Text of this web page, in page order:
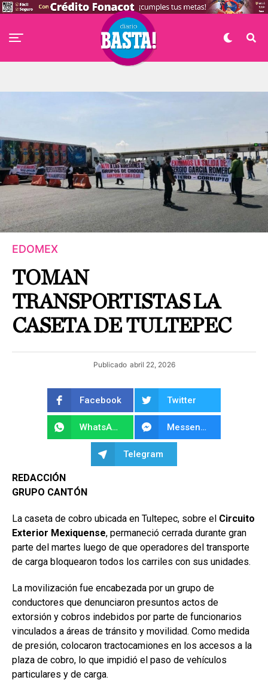
EDOMEX
TOMAN
TRANSPORTISTAS LA
CASETA DE TULTEPEC
Publicado abril 22, 2026
Facebook Twitter
WhatsApp Messenger
Telegram
REDACCIÓN
GRUPO CANTÓN
La caseta de cobro ubicada en Tultepec, sobre el Circuito
Exterior Mexiquense, permaneció cerrada durante gran
parte del martes luego de que operadores del transporte
de carga bloquearon todos los carriles con sus unidades.
La movilización fue encabezada por un grupo de
conductores que denunciaron presuntos actos de
extorsión y cobros indebidos por parte de funcionarios
vinculados a áreas de tránsito y movilidad. Como medida
de presión, colocaron tractocamiones en los accesos a la
plaza de cobro, lo que impidió el paso de vehículos
particulares y de carga.